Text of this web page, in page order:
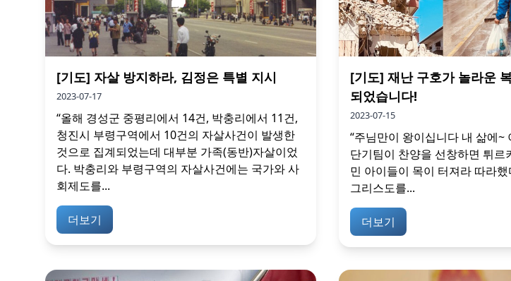
[기도] 자살 방지하라, 김정은 특별 지시
2023-07-17
“올해 경성군 중평리에서 14건, 박충리에서 11건,
청진시 부령구역에서 10건의 자살사건이 발생한
것으로 집계되었는데 대부분 가족(동반)자살이었
다. 박충리와 부령구역의 자살사건에는 국가와 사
회제도를...
더보기
[기도] 재난 구호가 놀라운
되었습니다!
2023-07-15
“주님만이 왕이십니다 내 삶에~
단기팀이 찬양을 선창하면 튀르
민 아이들이 목이 터져라 따라
그리스도를...
더보기